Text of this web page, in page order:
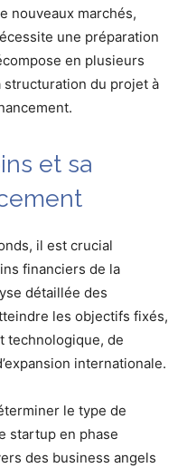
nouveaux marchés,
une préparation
en plusieurs
du projet à
et sa
il est crucial
financiers de la
détaillée des
les objectifs fixés,
technologique, de
internationale.
le type de
startup en phase
des business angels